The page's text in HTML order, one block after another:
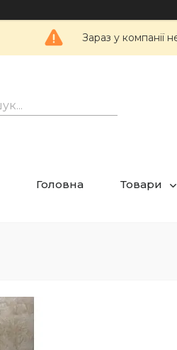
Зараз у компанії
Головна Товари